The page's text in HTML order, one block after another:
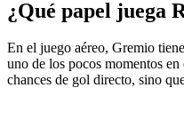
¿Qué papel juega
En el juego aéreo, Gremio
uno de los pocos momentos
chances de gol directo, sino